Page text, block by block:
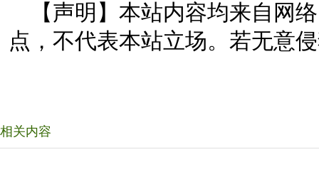
【声明】本站内容均来自网
点，不代表本站立场。若无意
相关内容